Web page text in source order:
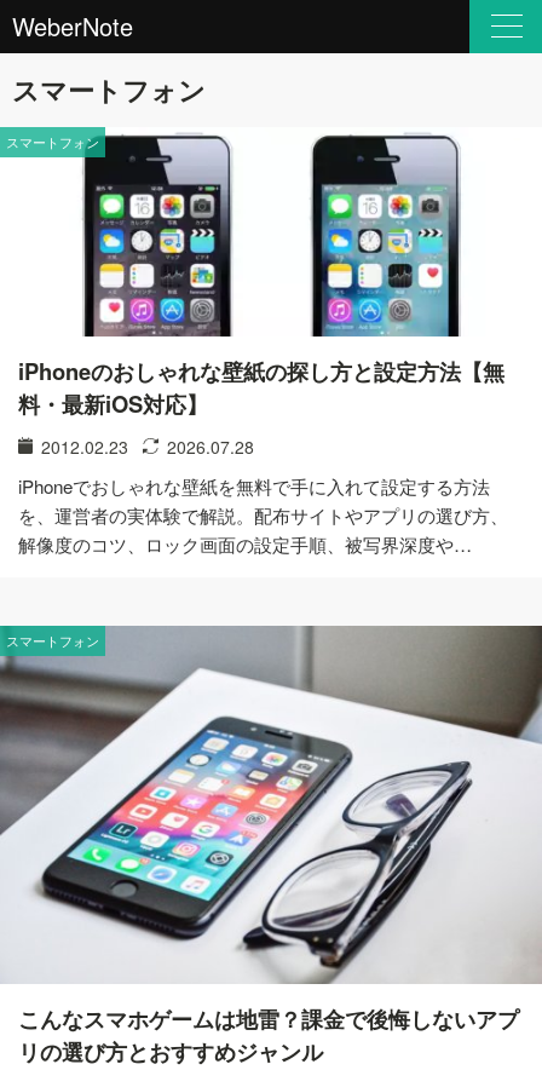
WeberNote
スマートフォン
スマートフォン
iPhoneのおしゃれな壁紙の探し方と設定方法【無
料・最新iOS対応】
2012.02.23 2026.07.28
iPhoneでおしゃれな壁紙を無料で手に入れて設定する方法
を、運営者の実体験で解説。配布サイトやアプリの選び方、
解像度のコツ、ロック画面の設定手順、被写界深度や…
スマートフォン
こんなスマホゲームは地雷？課金で後悔しないアプ
リの選び方とおすすめジャンル